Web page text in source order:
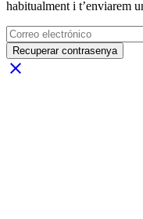
habitualment i t’enviarem
Recuperar contrasenya
close